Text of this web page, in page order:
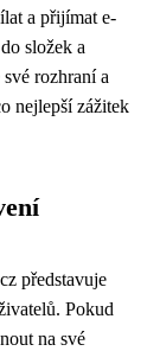
a přijímat e-
složek a
rozhraní a
nejlepší zážitek
představuje
Pokud
na své